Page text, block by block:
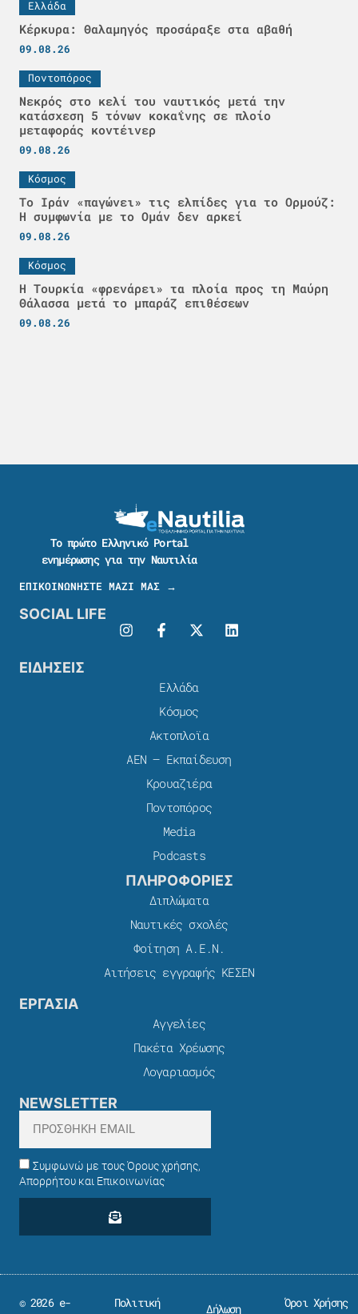
Ελλάδα
Κέρκυρα: Θαλαμηγός προσάραξε στα αβαθή
09.08.26
Ποντοπόρος
Νεκρός στο κελί του ναυτικός μετά την
κατάσχεση 5 τόνων κοκαΐνης σε πλοίο
μεταφοράς κοντέινερ
09.08.26
Κόσμος
Το Ιράν «παγώνει» τις ελπίδες για το Ορμούζ:
Η συμφωνία με το Ομάν δεν αρκεί
09.08.26
Κόσμος
Η Τουρκία «φρενάρει» τα πλοία προς τη Μαύρη
Θάλασσα μετά το μπαράζ επιθέσεων
09.08.26
Το πρώτο Ελληνικό Portal
ενημέρωσης για την Ναυτιλία
ΕΠΙΚΟΙΝΩΝΗΣΤΕ ΜΑΖΙ ΜΑΣ →
SOCIAL LIFE
ΕΙΔΗΣΕΙΣ
Ελλάδα
Κόσμος
Ακτοπλοϊα
ΑΕΝ – Εκπαίδευση
Κρουαζιέρα
Ποντοπόρος
Media
Podcasts
ΠΛΗΡΟΦΟΡΙΕΣ
Διπλώματα
Ναυτικές σχολές
Φοίτηση Α.Ε.Ν.
Αιτήσεις εγγραφής ΚΕΣΕΝ
ΕΡΓΑΣΙΑ
Αγγελίες
Πακέτα Χρέωσης​
Λογαριασμός
NEWSLETTER
Συμφωνώ με τους Όρους χρήσης,
Απορρήτου και Επικοινωνίας
© 2026 e-
Πολιτική
Δήλωση Όροι Χρήσης